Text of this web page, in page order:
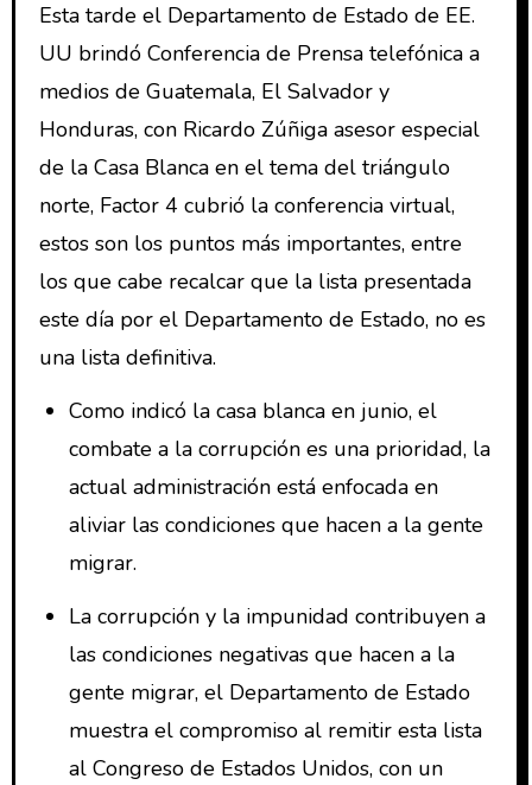
Esta tarde el Departamento de Estado de EE.
UU brindó Conferencia de Prensa telefónica a
medios de Guatemala, El Salvador y
Honduras, con Ricardo Zúñiga asesor especial
de la Casa Blanca en el tema del triángulo
norte, Factor 4 cubrió la conferencia virtual,
estos son los puntos más importantes, entre
los que cabe recalcar que la lista presentada
este día por el Departamento de Estado, no es
una lista definitiva.
Como indicó la casa blanca en junio, el
combate a la corrupción es una prioridad, la
actual administración está enfocada en
aliviar las condiciones que hacen a la gente
migrar.
La corrupción y la impunidad contribuyen a
las condiciones negativas que hacen a la
gente migrar, el Departamento de Estado
muestra el compromiso al remitir esta lista
al Congreso de Estados Unidos, con un